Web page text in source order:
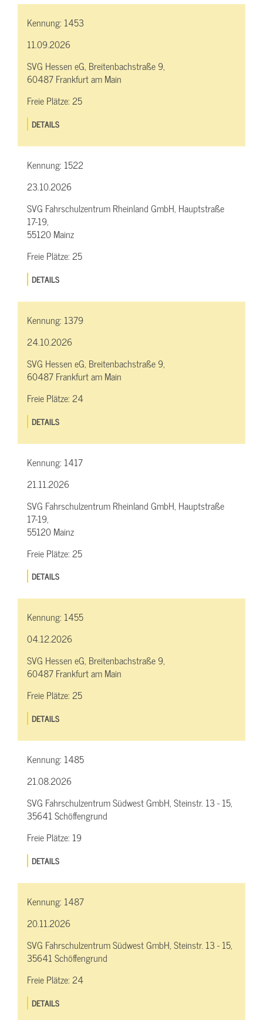
Kennung: 1453
11.09.2026
SVG Hessen eG, Breitenbachstraße 9,
60487 Frankfurt am Main
Freie Plätze:25
DETAILS
Kennung: 1522
23.10.2026
SVG Fahrschulzentrum Rheinland GmbH, Hauptstraße
17-19,
55120 Mainz
Freie Plätze:25
DETAILS
Kennung: 1379
24.10.2026
SVG Hessen eG, Breitenbachstraße 9,
60487 Frankfurt am Main
Freie Plätze:24
DETAILS
Kennung: 1417
21.11.2026
SVG Fahrschulzentrum Rheinland GmbH, Hauptstraße
17-19,
55120 Mainz
Freie Plätze:25
DETAILS
Kennung: 1455
04.12.2026
SVG Hessen eG, Breitenbachstraße 9,
60487 Frankfurt am Main
Freie Plätze:25
DETAILS
Kennung: 1485
21.08.2026
SVG Fahrschulzentrum Südwest GmbH, Steinstr. 13 - 15,
35641 Schöffengrund
Freie Plätze: 19
DETAILS
Kennung: 1487
20.11.2026
SVG Fahrschulzentrum Südwest GmbH, Steinstr. 13 - 15,
35641 Schöffengrund
Freie Plätze:24
DETAILS